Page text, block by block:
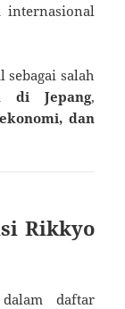
internasional
salah
di Jepang,
dan
Rikkyo
daftar